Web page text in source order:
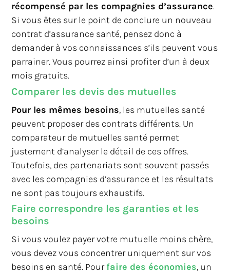
récompensé par les compagnies d’assurance.
Si vous êtes sur le point de conclure un nouveau
contrat d’assurance santé, pensez donc à
demander à vos connaissances s’ils peuvent vous
parrainer. Vous pourrez ainsi profiter d’un à deux
mois gratuits.
Comparer les devis des mutuelles
Pour les mêmes besoins, les mutuelles santé
peuvent proposer des contrats différents. Un
comparateur de mutuelles santé permet
justement d’analyser le détail de ces offres.
Toutefois, des partenariats sont souvent passés
avec les compagnies d’assurance et les résultats
ne sont pas toujours exhaustifs.
Faire correspondre les garanties et les
besoins
Si vous voulez payer votre mutuelle moins chère,
vous devez vous concentrer uniquement sur vos
besoins en santé. Pourfaire des économies, un